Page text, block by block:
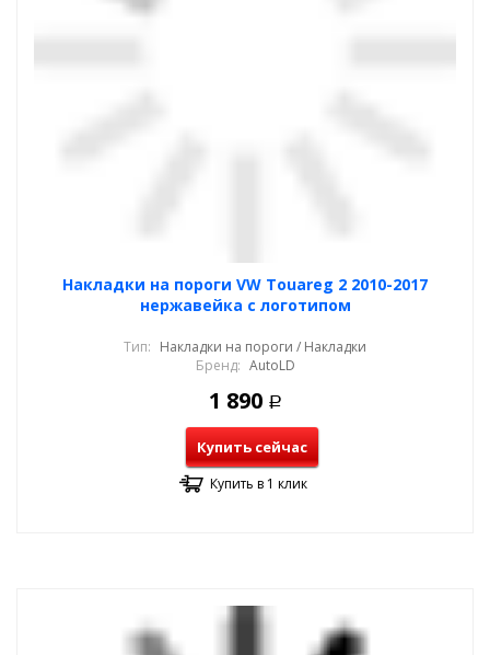
Накладки на пороги VW Touareg 2 2010-2017
нержавейка с логотипом
Тип: Накладки на пороги / Накладки
Бренд: AutoLD
1 890 Р
Купить сейчас
Купить в 1 клик